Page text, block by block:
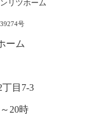
リツホーム
号
ーム
目7-3
20時